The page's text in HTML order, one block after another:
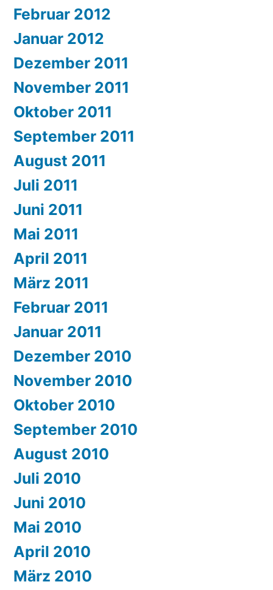
Februar 2012
Januar 2012
Dezember 2011
November 2011
Oktober 2011
September 2011
August 2011
Juli 2011
Juni 2011
Mai 2011
April 2011
März 2011
Februar 2011
Januar 2011
Dezember 2010
November 2010
Oktober 2010
September 2010
August 2010
Juli 2010
Juni 2010
Mai 2010
April 2010
März 2010